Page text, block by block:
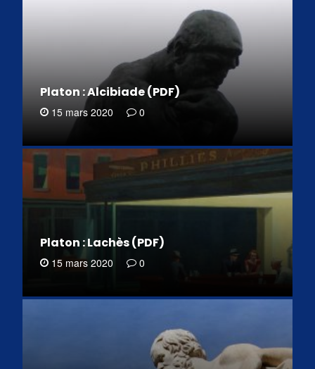
Platon : Alcibiade (PDF)
15 mars 2020 0
Platon : Lachès (PDF)
15 mars 2020 0